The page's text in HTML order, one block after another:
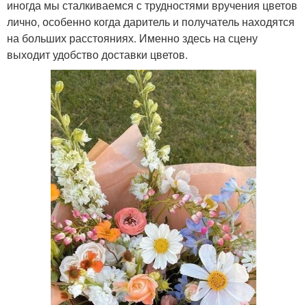
иногда мы сталкиваемся с трудностями вручения цветов
лично, особенно когда даритель и получатель находятся
на больших расстояниях. Именно здесь на сцену
выходит удобство доставки цветов.